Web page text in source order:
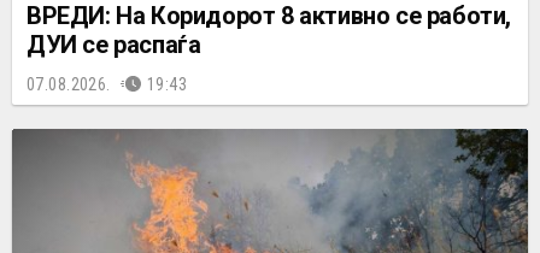
ВРЕДИ: На Коридорот 8 активно се работи,
ДУИ се распаѓа
07.08.2026. 19:43